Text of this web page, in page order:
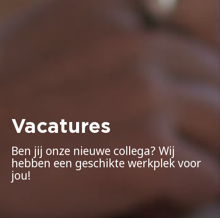
Vacatures
Ben jij onze nieuwe collega? Wij
hebben een geschikte werkplek voor
jou!